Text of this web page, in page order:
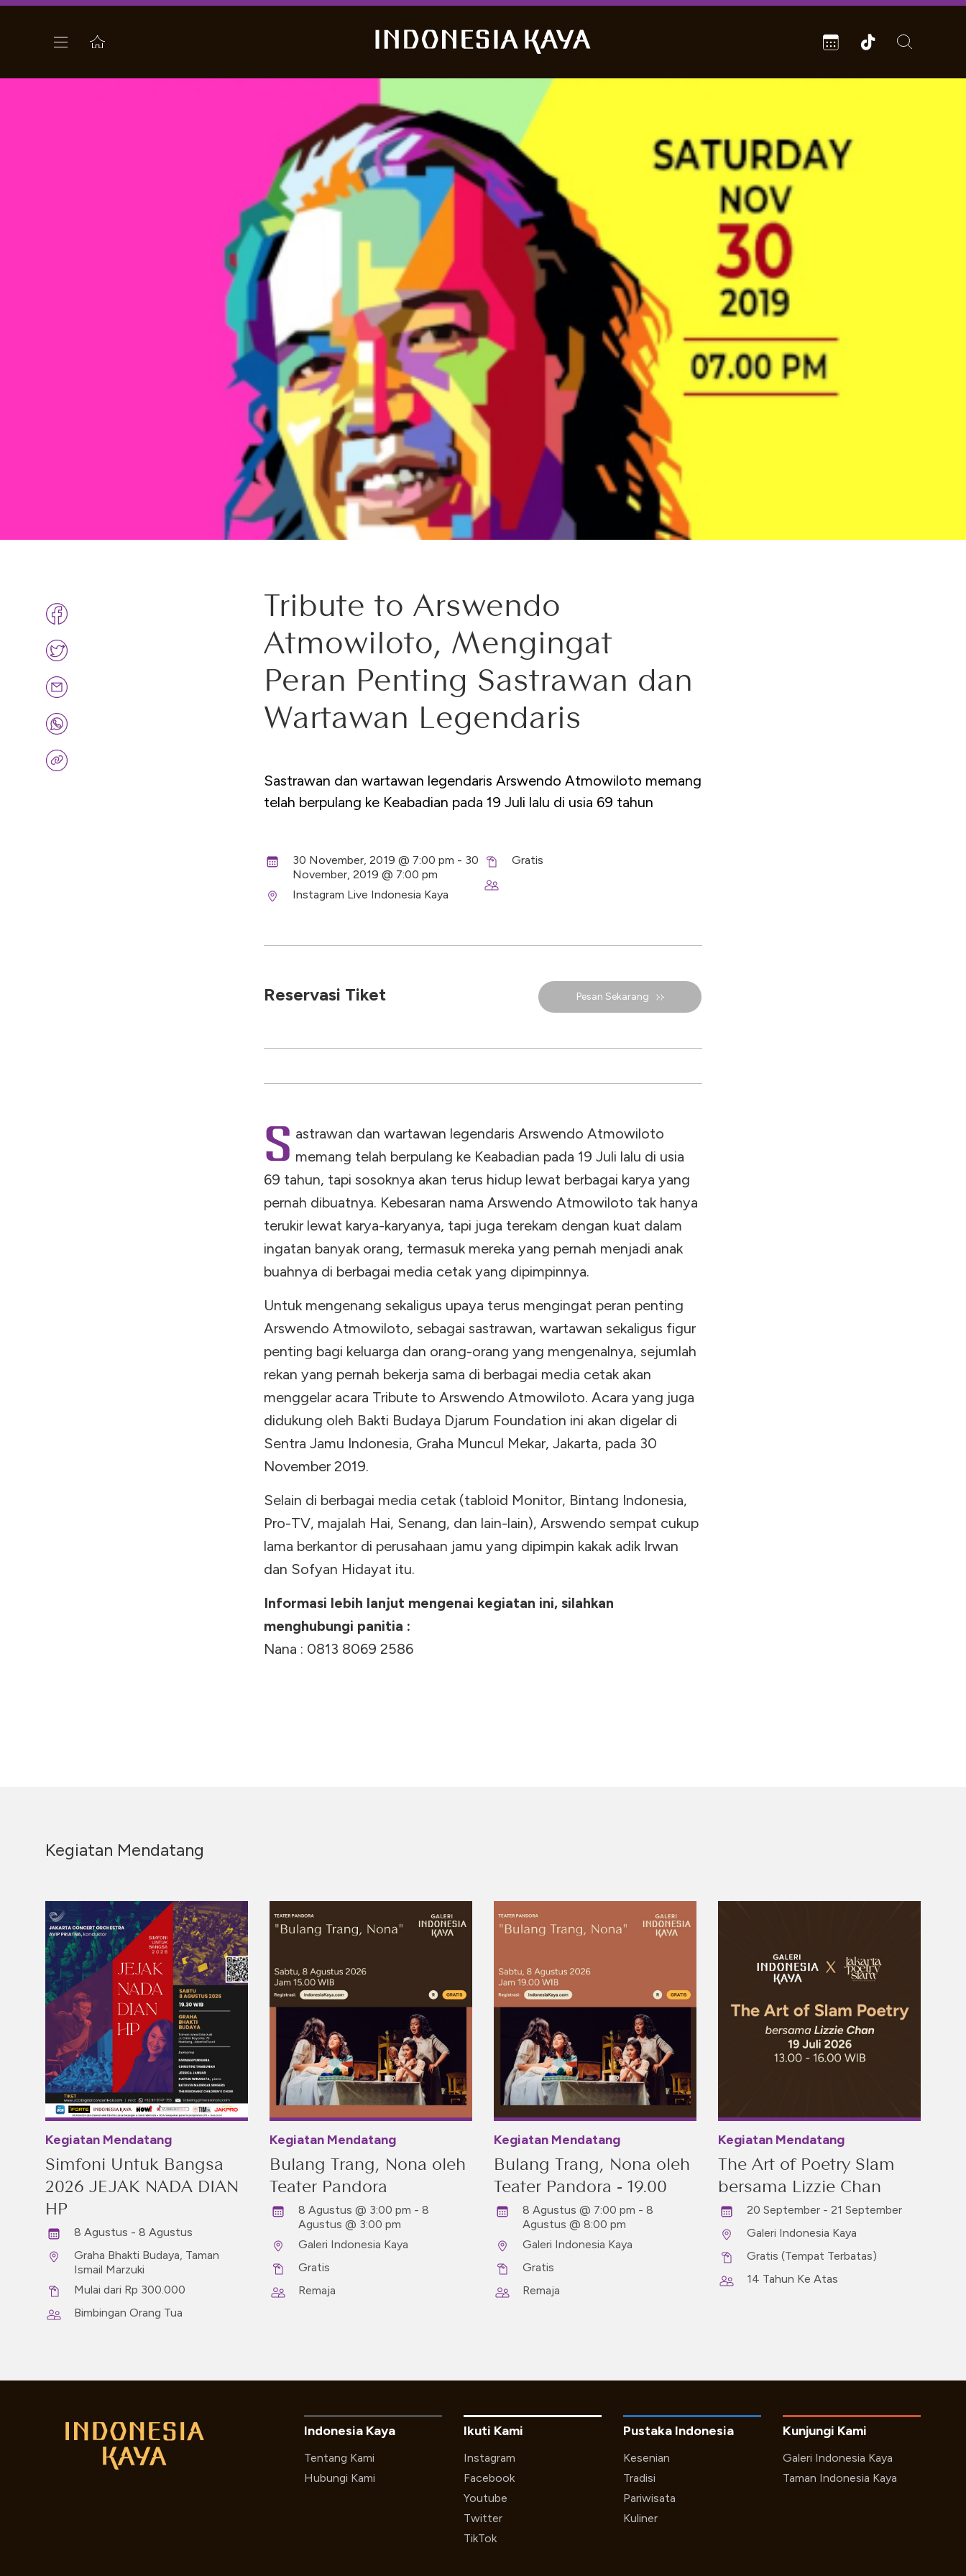
Tribute to Arswendo
Atmowiloto, Mengingat
Peran Penting Sastrawan dan
Wartawan Legendaris
Sastrawan dan wartawan legendaris Arswendo Atmowiloto memang
telah berpulang ke Keabadian pada 19 Juli lalu di usia 69 tahun
30 November, 2019 @ 7:00 pm - 30
November, 2019 @ 7:00 pm
Instagram Live Indonesia Kaya
Gratis
Reservasi Tiket Pesan Sekarang
S astrawan dan wartawan legendaris Arswendo Atmowiloto
memang telah berpulang ke Keabadian pada 19 Juli lalu di usia
69 tahun, tapi sosoknya akan terus hidup lewat berbagai karya yang
pernah dibuatnya. Kebesaran nama Arswendo Atmowiloto tak hanya
terukir lewat karya-karyanya, tapi juga terekam dengan kuat dalam
ingatan banyak orang, termasuk mereka yang pernah menjadi anak
buahnya di berbagai media cetak yang dipimpinnya.
Untuk mengenang sekaligus upaya terus mengingat peran penting
Arswendo Atmowiloto, sebagai sastrawan, wartawan sekaligus figur
penting bagi keluarga dan orang-orang yang mengenalnya, sejumlah
rekan yang pernah bekerja sama di berbagai media cetak akan
menggelar acara Tribute to Arswendo Atmowiloto. Acara yang juga
didukung oleh Bakti Budaya Djarum Foundation ini akan digelar di
Sentra Jamu Indonesia, Graha Muncul Mekar, Jakarta, pada 30
November 2019.
Selain di berbagai media cetak (tabloid Monitor, Bintang Indonesia,
Pro-TV, majalah Hai, Senang, dan lain-lain), Arswendo sempat cukup
lama berkantor di perusahaan jamu yang dipimpin kakak adik Irwan
dan Sofyan Hidayat itu.
Informasi lebih lanjut mengenai kegiatan ini, silahkan
menghubungi panitia :
Nana : 0813 8069 2586
Kegiatan Mendatang
Kegiatan Mendatang
Simfoni Untuk Bangsa
2026 JEJAK NADA DIAN
HP
8 Agustus - 8 Agustus
Graha Bhakti Budaya, Taman
Ismail Marzuki
Mulai dari Rp 300.000
Bimbingan Orang Tua
Kegiatan Mendatang
Bulang Trang, Nona oleh
Teater Pandora
8 Agustus @ 3:00 pm - 8
Agustus @ 3:00 pm
Galeri Indonesia Kaya
Gratis
Remaja
Kegiatan Mendatang
Bulang Trang, Nona oleh
Teater Pandora - 19.00
8 Agustus @ 7:00 pm - 8
Agustus @ 8:00 pm
Galeri Indonesia Kaya
Gratis
Remaja
Kegiatan Mendatang
The Art of Poetry Slam
bersama Lizzie Chan
20 September - 21 September
Galeri Indonesia Kaya
Gratis (Tempat Terbatas)
14 Tahun Ke Atas
Indonesia Kaya
Tentang Kami
Hubungi Kami
Ikuti Kami
Instagram
Facebook
Youtube
Twitter
TikTok
Kunjungi Kami
Galeri Indonesia Kaya
Taman Indonesia Kaya
Pustaka Indonesia
Kesenian
Tradisi
Pariwisata
Kuliner